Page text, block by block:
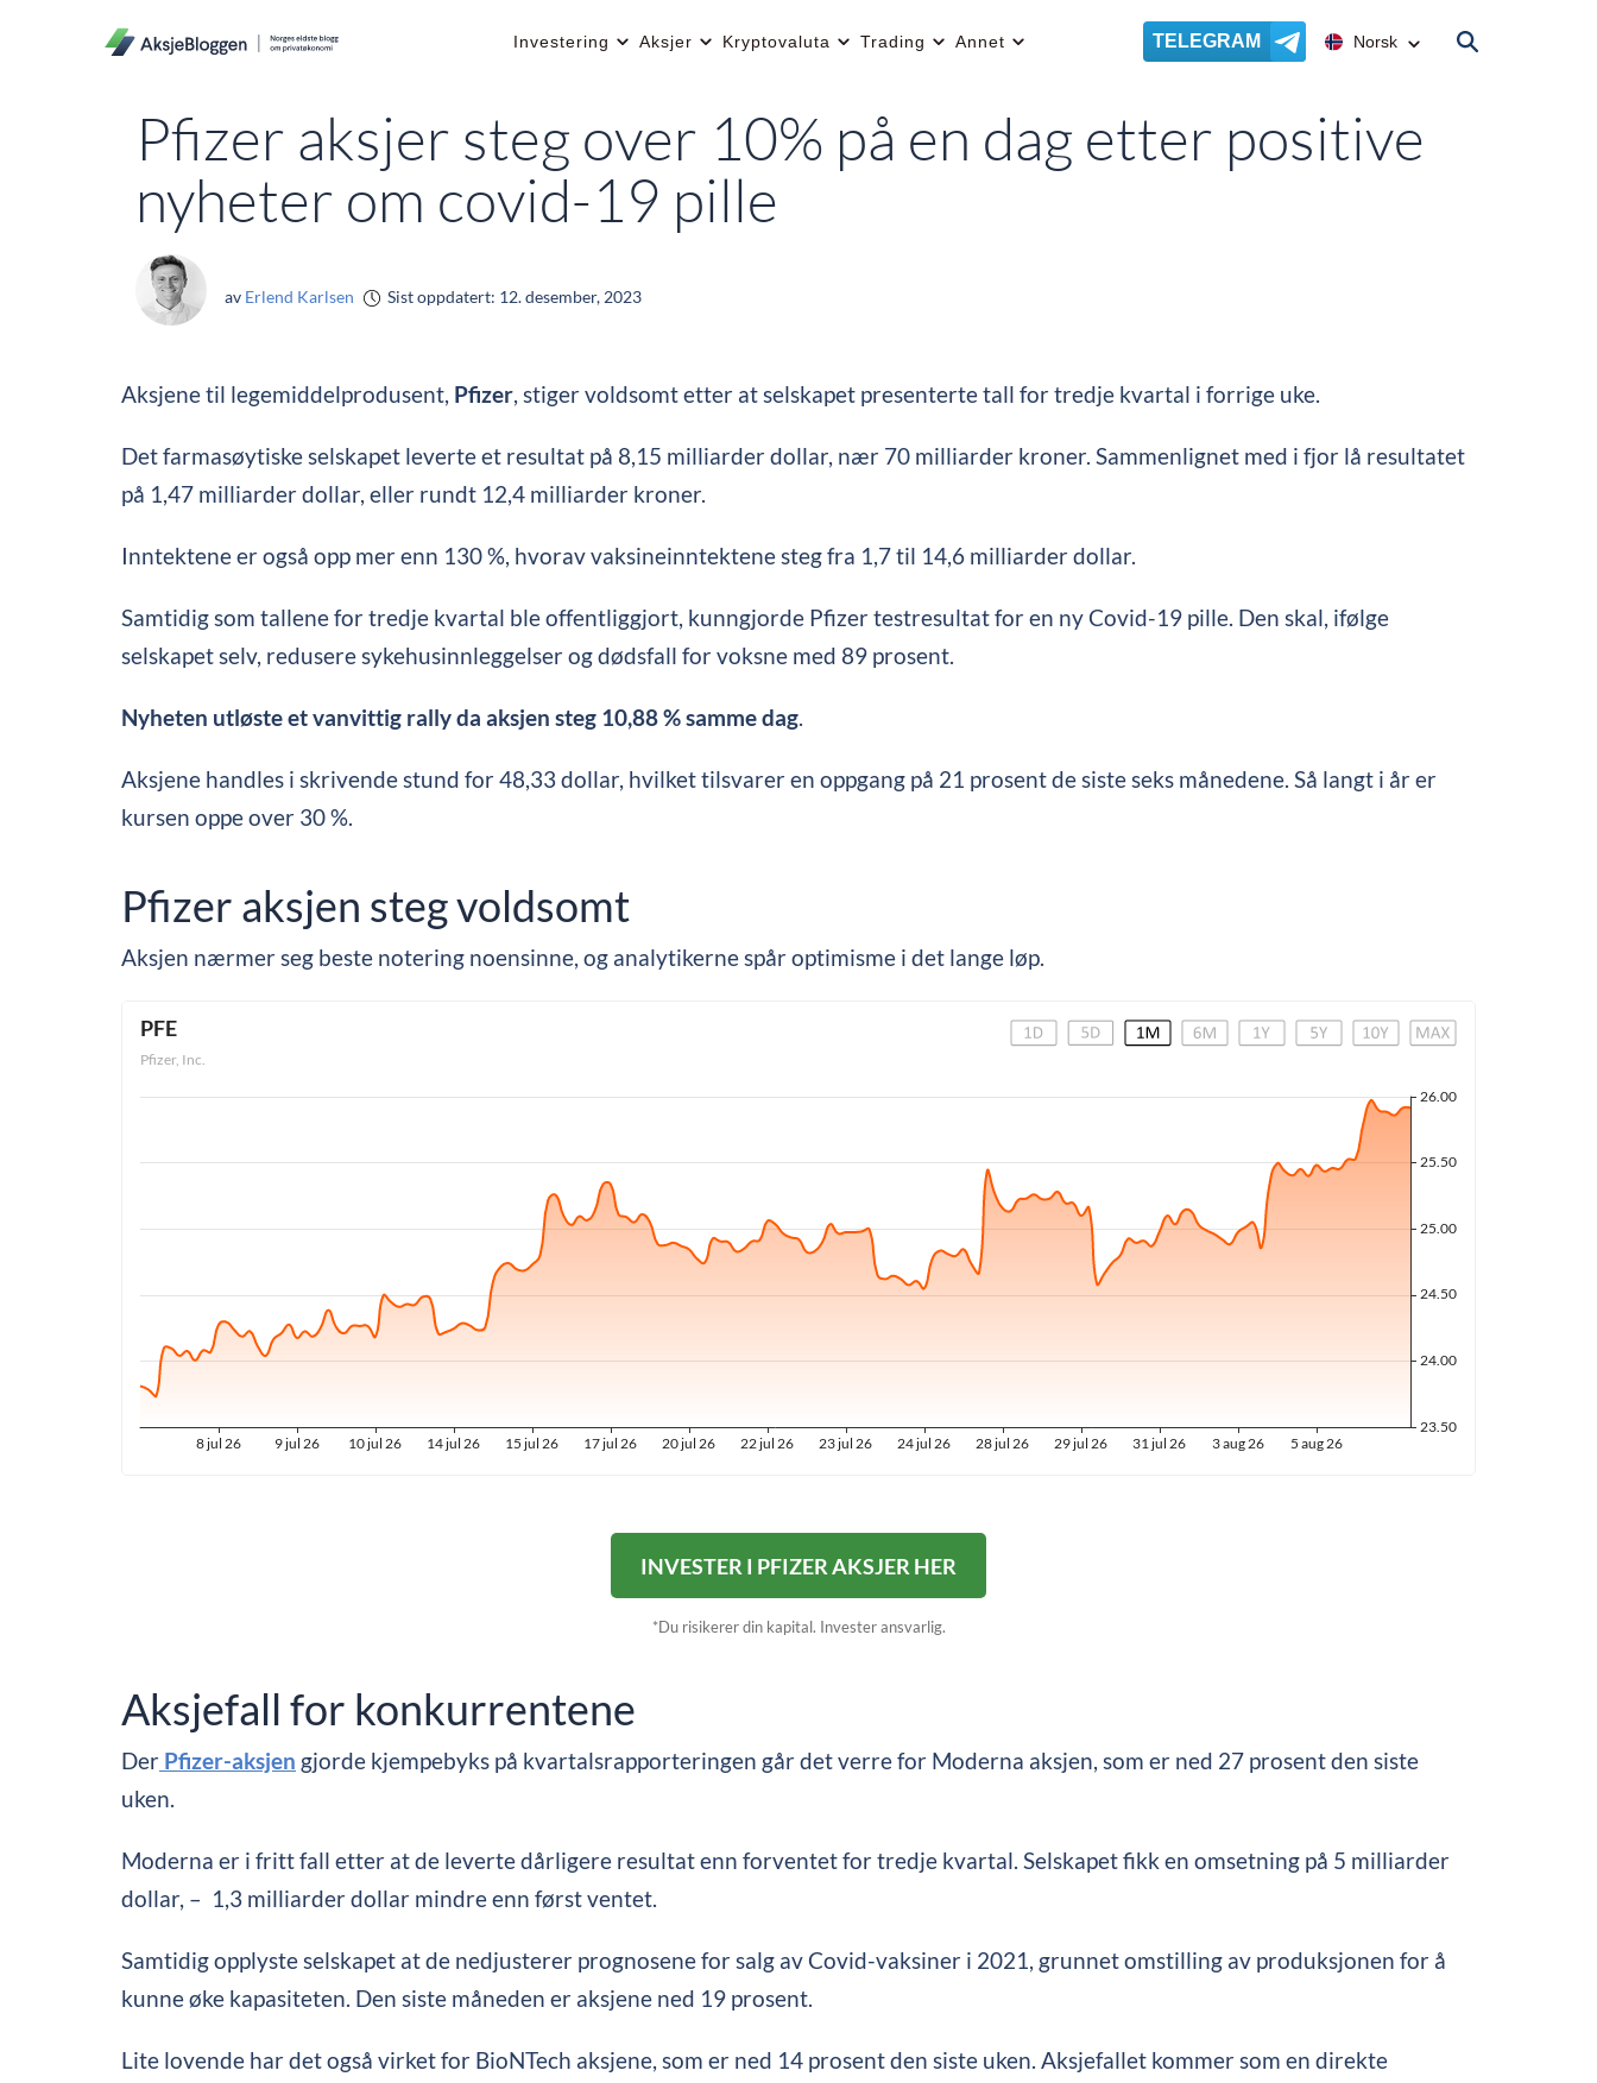
Investering Aksjer Kryptovaluta Trading Annet TELEGRAM Norsk
Pfizer aksjer steg over 10% på en dag etter positive
nyheter om covid-19 pille
av Erlend Karlsen Sist oppdatert: 12. desember, 2023
Aksjene til legemiddelprodusent, Pfizer, stiger voldsomt etter at selskapet presenterte tall for tredje kvartal i forrige uke.
Det farmasøytiske selskapet leverte et resultat på 8,15 milliarder dollar, nær 70 milliarder kroner. Sammenlignet med i fjor lå resultatet
på 1,47 milliarder dollar, eller rundt 12,4 milliarder kroner.
Inntektene er også opp mer enn 130 %, hvorav vaksineinntektene steg fra 1,7 til 14,6 milliarder dollar.
Samtidig som tallene for tredje kvartal ble offentliggjort, kunngjorde Pfizer testresultat for en ny Covid-19 pille. Den skal, ifølge
selskapet selv, redusere sykehusinnleggelser og dødsfall for voksne med 89 prosent.
Nyheten utløste et vanvittig rally da aksjen steg 10,88 % samme dag.
Aksjene handles i skrivende stund for 48,33 dollar, hvilket tilsvarer en oppgang på 21 prosent de siste seks månedene. Så langt i år er
kursen oppe over 30 %.
Pfizer aksjen steg voldsomt
Aksjen nærmer seg beste notering noensinne, og analytikerne spår optimisme i det lange løp.
INVESTER I PFIZER AKSJER HER
*Du risikerer din kapital. Invester ansvarlig.
Aksjefall for konkurrentene
Der Pfizer-aksjen gjorde kjempebyks på kvartalsrapporteringen går det verre for Moderna aksjen, som er ned 27 prosent den siste
uken.
Moderna er i fritt fall etter at de leverte dårligere resultat enn forventet for tredje kvartal. Selskapet fikk en omsetning på 5 milliarder
dollar, – 1,3 milliarder dollar mindre enn først ventet.
Samtidig opplyste selskapet at de nedjusterer prognosene for salg av Covid-vaksiner i 2021, grunnet omstilling av produksjonen for å
kunne øke kapasiteten. Den siste måneden er aksjene ned 19 prosent.
Lite lovende har det også virket for BioNTech aksjene, som er ned 14 prosent den siste uken. Aksjefallet kommer som en direkte